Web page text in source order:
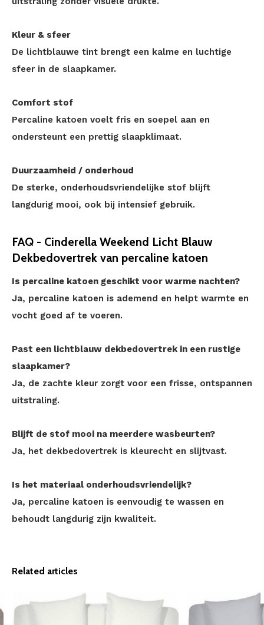
Kleur & sfeer
De lichtblauwe tint brengt een kalme en luchtige
sfeer in de slaapkamer.
Comfort stof
Percaline katoen voelt fris en soepel aan en
ondersteunt een prettig slaapklimaat.
Duurzaamheid / onderhoud
De sterke, onderhoudsvriendelijke stof blijft
langdurig mooi, ook bij intensief gebruik.
FAQ - Cinderella Weekend Licht Blauw
Dekbedovertrek van percaline katoen
Is percaline katoen geschikt voor warme nachten?
Ja, percaline katoen is ademend en helpt warmte en
vocht goed af te voeren.
Past een lichtblauw dekbedovertrek in een rustige
slaapkamer?
Ja, de zachte kleur zorgt voor een frisse, ontspannen
uitstraling.
Blijft de stof mooi na meerdere wasbeurten?
Ja, het dekbedovertrek is kleurecht en slijtvast.
Is het materiaal onderhoudsvriendelijk?
Ja, percaline katoen is eenvoudig te wassen en
behoudt langdurig zijn kwaliteit.
Related articles